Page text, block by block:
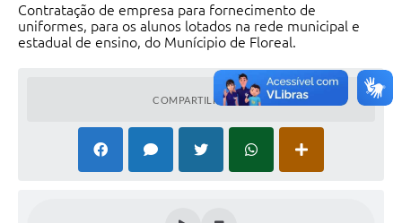
Contratação de empresa para fornecimento de
uniformes, para os alunos lotados na rede municipal e
estadual de ensino, do Munícipio de Floreal.
COMPARTILHAR